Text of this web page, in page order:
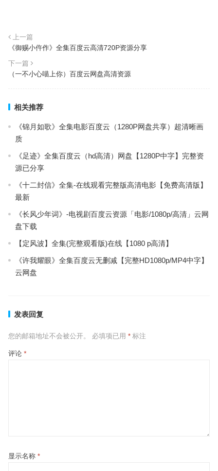
上一篇
《御赐小仵作》全集百度云高清720P资源分享
下一篇
（一不小心喵上你）百度云网盘高清资源
相关推荐
《锦月如歌》全集电影百度云（1280P网盘共享）超清晰画
质
《足迹》全集百度云（hd高清）网盘【1280P中字】完整资
源已分享
《十二封信》全集-在线观看完整版高清电影【免费高清版】
最新
《长风少年词》-电视剧百度云资源「电影/1080p/高清」云网
盘下载
【定风波】全集(完整观看版)在线【1080 p高清】
《许我耀眼》全集百度云无删减【完整HD1080p/MP4中字】
云网盘
发表回复
您的邮箱地址不会被公开。 必填项已用 *标注
评论 *
显示名称 *